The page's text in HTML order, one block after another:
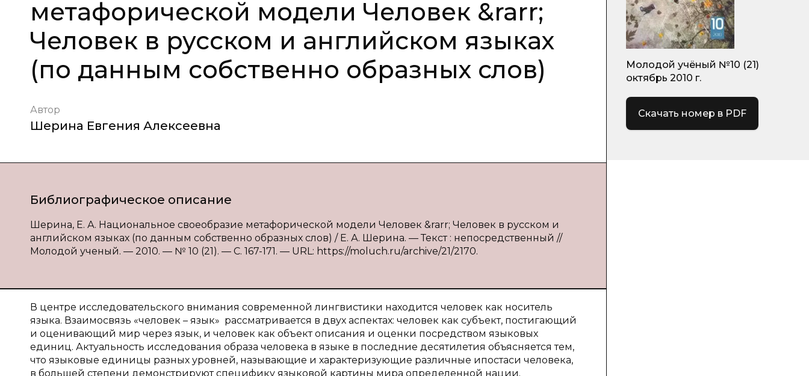
метафорической модели Человек &rarr;
Человек в русском и английском языках
(по данным собственно образных слов)
Автор
Шерина Евгения Алексеевна
Библиографическое описание
Шерина, Е. А. Национальное своеобразие метафорической модели Человек &rarr; Человек в русском и
английском языках (по данным собственно образных слов) / Е. А. Шерина. — Текст : непосредственный //
Молодой ученый. — 2010. — № 10 (21). — С. 167-171. — URL: https://moluch.ru/archive/21/2170.
В центре исследовательского внимания современной лингвистики находится человек как носитель
языка. Взаимосвязь «человек – язык» рассматривается в двух аспектах: человек как субъект, постигающий
и оценивающий мир через язык, и человек как объект описания и оценки посредством языковых
единиц. Актуальность исследования образа человека в языке в последние десятилетия объясняется тем,
что языковые единицы разных уровней, называющие и характеризующие различные ипостаси человека,
в большей степени демонстрируют специфику языковой картины мира определенной нации.
Молодой учёный №10 (21)
октябрь 2010 г.
Скачать номер в PDF